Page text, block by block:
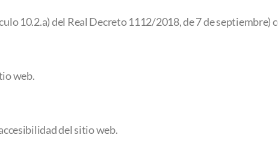
10.2.a) del Real Decreto 1112/2018, de 7 de septiembre)
web.
del sitio web.